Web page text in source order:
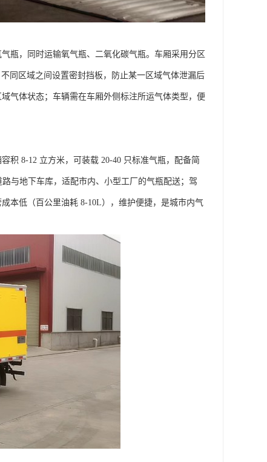
瓶，同时运输氧气瓶、二氧化碳气瓶。车厢采用分区
同区域之间设置密封挡板，防止某一区域气体泄漏后
气体状态；车辆需在车厢外侧标注所运气体类型，便
积 8-12 立方米，可装载 20-40 只标准气瓶，配备简
与地下车库，适配市内、小型工厂的气瓶配送；驾
本低（百公里油耗 8-10L），维护便捷，是城市内气